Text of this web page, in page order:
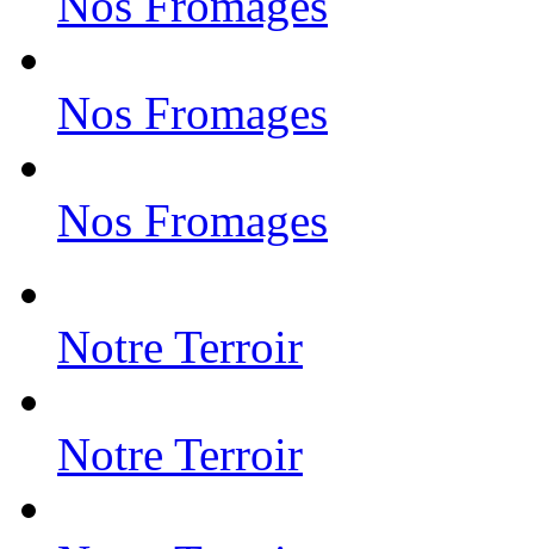
Nos Fromages
Nos Fromages
Notre Terroir
Notre Terroir